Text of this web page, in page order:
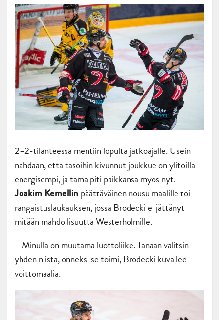
2–2-tilanteessa mentiin lopulta jatkoajalle. Usein
nähdään, että tasoihin kivunnut joukkue on ylitöillä
energisempi, ja tämä piti paikkansa myös nyt.
Joakim Kemellin päättäväinen nousu maalille toi
rangaistuslaukauksen, jossa Brodecki ei jättänyt
mitään mahdollisuutta Westerholmille.
– Minulla on muutama luottoliike. Tänään valitsin
yhden niistä, onneksi se toimi, Brodecki kuvailee
voittomaalia.